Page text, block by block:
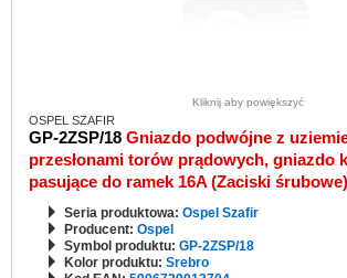
Kliknij aby powiększyć
OSPEL SZAFIR
GP-2ZSP/18 Gniazdo podwójne z
przesłonami torów prądowych, gniazdo
pasujące do ramek 16A (Zaciski śrubowe)
Seria produktowa: Ospel Szafir
Producent: Ospel
Symbol produktu: GP-2ZSP/18
Kolor produktu: Srebro